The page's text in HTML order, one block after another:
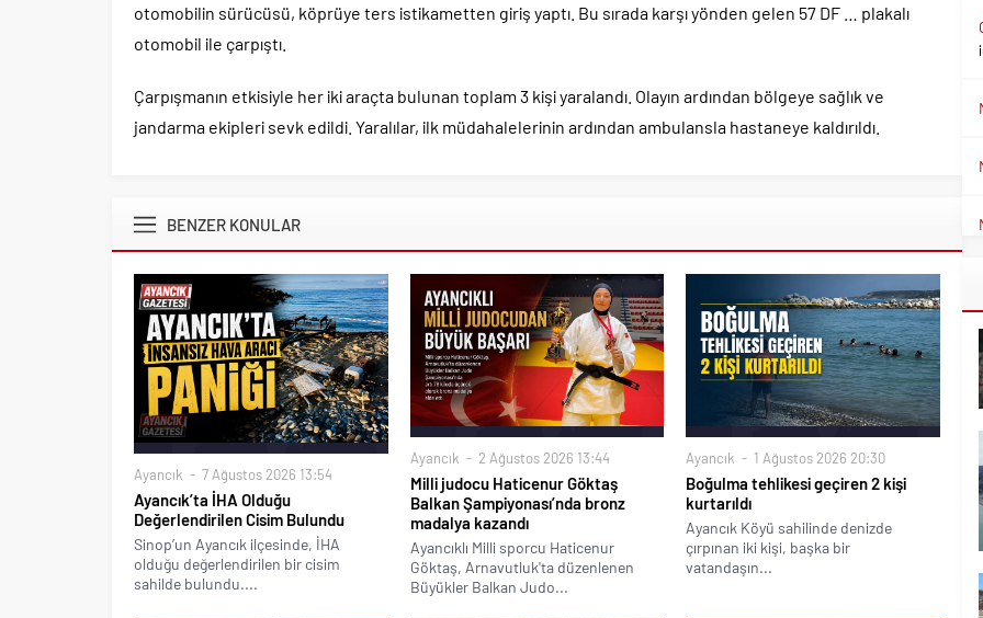
otomobilin sürücüsü, köprüye ters istikametten giriş yaptı. Bu sırada karşı yönden gelen 57 DF … plakalı
otomobil ile çarpıştı.
Çarpışmanın etkisiyle her iki araçta bulunan toplam 3 kişi yaralandı. Olayın ardından bölgeye sağlık ve
jandarma ekipleri sevk edildi. Yaralılar, ilk müdahalelerinin ardından ambulansla hastaneye kaldırıldı.
BENZER KONULAR
Ayancık 7 Ağustos 2026 13:54
Ayancık’ta İHA Olduğu
Değerlendirilen Cisim Bulundu
Sinop’un Ayancık ilçesinde, İHA
olduğu değerlendirilen bir cisim
sahilde bulundu....
Ayancık 2 Ağustos 2026 13:44
Milli judocu Haticenur Göktaş
Balkan Şampiyonası’nda bronz
madalya kazandı
Ayancıklı Milli sporcu Haticenur
Göktaş, Arnavutluk'ta düzenlenen
Büyükler Balkan Judo...
Ayancık 1 Ağustos 2026 20:30
Boğulma tehlikesi geçiren 2 kişi
kurtarıldı
Ayancık Köyü sahilinde denizde
çırpınan iki kişi, başka bir
vatandaşın...